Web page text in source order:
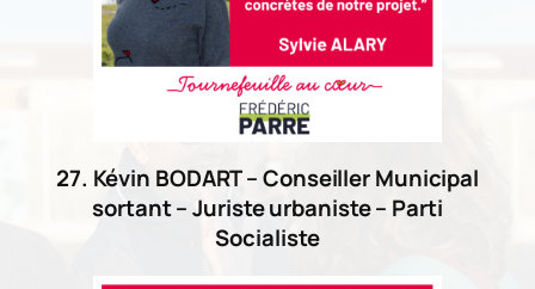
27. Kévin BODART – Conseiller Municipal
sortant – Juriste urbaniste – Parti
Socialiste